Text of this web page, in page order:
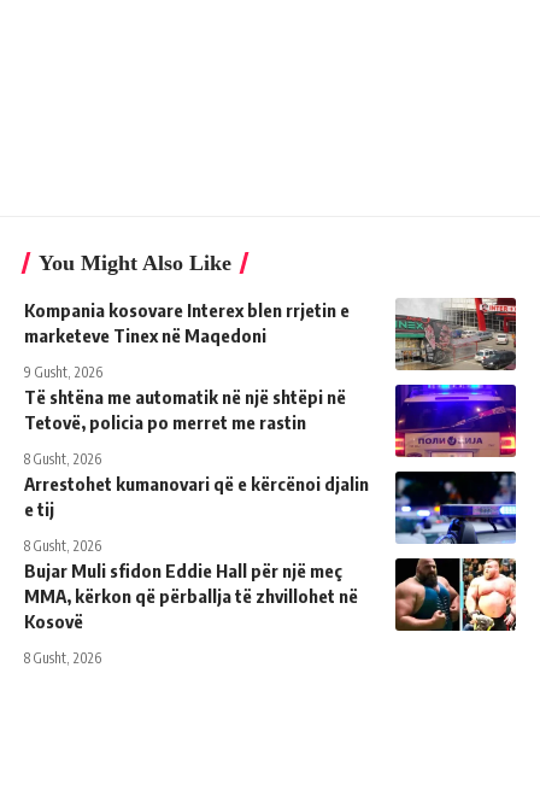
You Might Also Like
Kompania kosovare Interex blen rrjetin e
marketeve Tinex në Maqedoni
9 Gusht, 2026
Të shtëna me automatik në një shtëpi në
Tetovë, policia po merret me rastin
8 Gusht, 2026
Arrestohet kumanovari që e kërcënoi djalin
e tij
8 Gusht, 2026
Bujar Muli sfidon Eddie Hall për një meç
MMA, kërkon që përballja të zhvillohet në
Kosovë
8 Gusht, 2026